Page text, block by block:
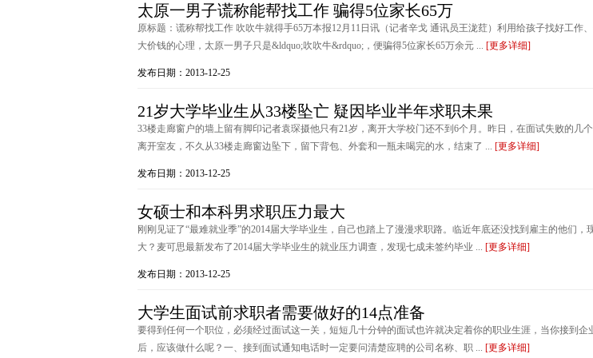
太原一男子谎称能帮找工作 骗得5位家长65万
原标题：谎称帮找工作 吹吹牛就得手65万本报12月11日讯（记者辛戈 通讯员王泷荭）利用给孩子找好工作
大价钱的心理，太原一男子只是&ldquo;吹吹牛&rdquo;，便骗得5位家长65万余元 ... [更多详细]
发布日期：2013-12-25
21岁大学毕业生从33楼坠亡 疑因毕业半年求职未果
33楼走廊窗户的墙上留有脚印记者袁琛摄他只有21岁，离开大学校门还不到6个月。昨日，在面试失败的几
离开室友，不久从33楼走廊窗边坠下，留下背包、外套和一瓶未喝完的水，结束了 ... [更多详细]
发布日期：2013-12-25
女硕士和本科男求职压力最大
刚刚见证了“最难就业季”的2014届大学毕业生，自己也踏上了漫漫求职路。临近年底还没找到雇主的他们，
大？麦可思最新发布了2014届大学毕业生的就业压力调查，发现七成未签约毕业 ... [更多详细]
发布日期：2013-12-25
大学生面试前求职者需要做好的14点准备
要得到任何一个职位，必须经过面试这一关，短短几十分钟的面试也许就决定着你的职业生涯，当你接到企
后，应该做什么呢？一、接到面试通知电话时一定要问清楚应聘的公司名称、职 ... [更多详细]